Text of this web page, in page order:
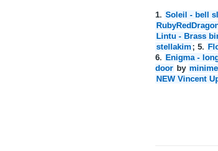
1. Soleil - bell
Lintu - Brass
stellakim ; 5.
6. Enigma -
door by
NEW Vincent